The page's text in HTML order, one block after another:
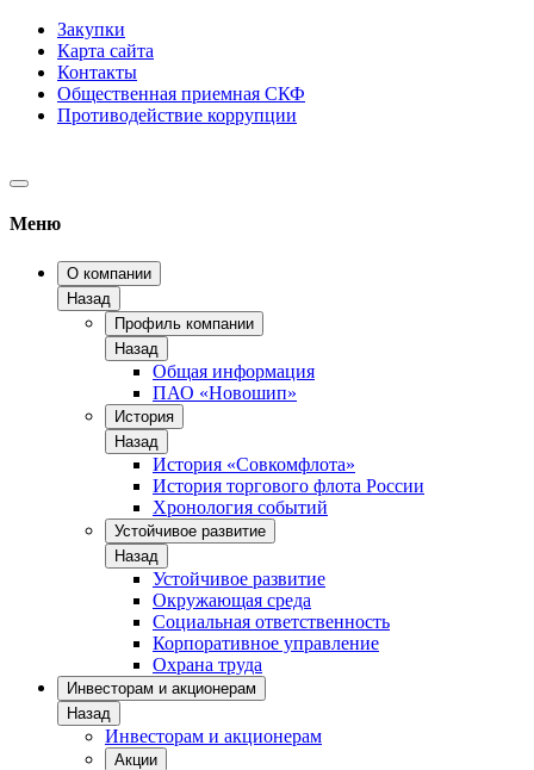
Закупки
Карта сайта
Контакты
Общественная приемная СКФ
Противодействие коррупции
Меню
О компании
Назад
Профиль компании
Назад
Общая информация
ПАО «Новошип»
История
Назад
История «Совкомфлота»
История торгового флота России
Хронология событий
Устойчивое развитие
Назад
Устойчивое развитие
Окружающая среда
Социальная ответственность
Корпоративное управление
Охрана труда
Инвесторам и акционерам
Назад
Инвесторам и акционерам
Акции